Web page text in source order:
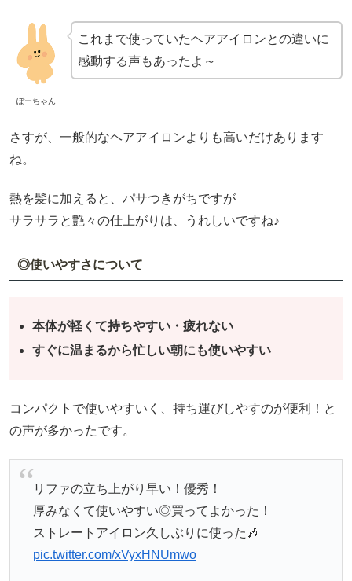
ぽーちゃん
これまで使っていたヘアアイロンとの違いに
感動する声もあったよ～
さすが、一般的なヘアアイロンよりも高いだけあります
ね。
熱を髪に加えると、パサつきがちですが
サラサラと艶々の仕上がりは、うれしいですね♪
◎使いやすさについて
本体が軽くて持ちやすい・疲れない
すぐに温まるから忙しい朝にも使いやすい
コンパクトで使いやすいく、持ち運びしやすのが便利！と
の声が多かったです。
リファの立ち上がり早い！優秀！
厚みなくて使いやすい◎買ってよかった！
ストレートアイロン久しぶりに使った🎶
pic.twitter.com/xVyxHNUmwo